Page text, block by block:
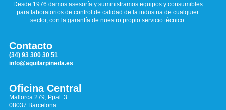
Desde 1976 damos asesoría y suministramos equipos y consumibles
para laboratorios de control de calidad de la industria de cualquier
sector, con la garantía de nuestro propio servicio técnico.
Contacto
(34) 93 300 30 51
info@aguilarpineda.es
Oficina Central
Mallorca 279, Ppal. 3
08037 Barcelona